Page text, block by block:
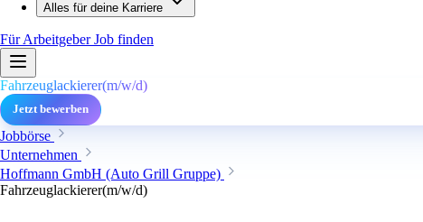
Alles für deine Karriere
Für ArbeitgeberJob finden
Fahrzeuglackierer(m/w/d)
Jetzt bewerben
Jobbörse
Unternehmen
Hoffmann GmbH (Auto Grill Gruppe)
Fahrzeuglackierer(m/w/d)